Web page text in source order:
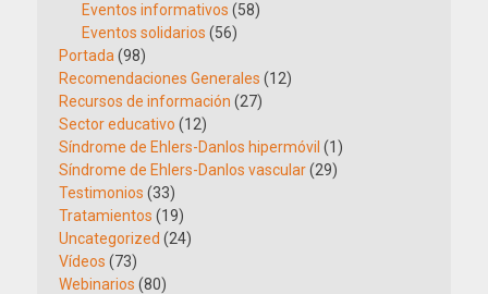
Eventos informativos (58)
Eventos solidarios (56)
Portada (98)
Recomendaciones Generales (12)
Recursos de información (27)
Sector educativo (12)
Síndrome de Ehlers-Danlos hipermóvil (1)
Síndrome de Ehlers-Danlos vascular(29)
Testimonios (33)
Tratamientos (19)
Uncategorized (24)
Vídeos (73)
Webinarios (80)